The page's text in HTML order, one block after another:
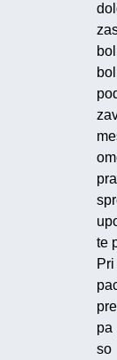
te
pa
so